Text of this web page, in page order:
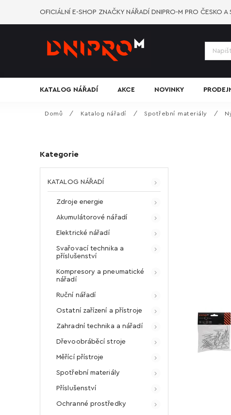
OFICIÁLNÍ E-SHOP ZNAČKY NÁŘADÍ DNIPRO-M PRO ČESKO A
KATALOG NÁŘADÍ AKCE NOVINKY
Domů / Katalog nářadí / Spotřební materiály /
Kategorie
KATALOG NÁŘADÍ
Zdroje energie
Akumulátorové nářadí
Elektrické nářadí
Svařovací technika a
příslušenství
Kompresory a pneumatické
nářadí
Ruční nářadí
Ostatní zařízení a přístroje
Zahradní technika a nářadí
Dřevoobráběcí stroje
Měřící přístroje
Spotřební materiály
Příslušenství
Ochranné prostředky